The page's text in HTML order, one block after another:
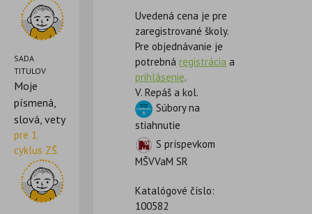
SADA
TITULOV
Moje
písmená,
slová, vety
pre 1.
cyklus ZŠ
Uvedená cena je pre
zaregistrované školy.
Pre objednávanie je
potrebnáregistrácia a
prihlásenie.
V. Repáš a kol.
Súbory na
stiahnutie
S príspevkom
MŠVVaM SR
Katalógové číslo:
100582